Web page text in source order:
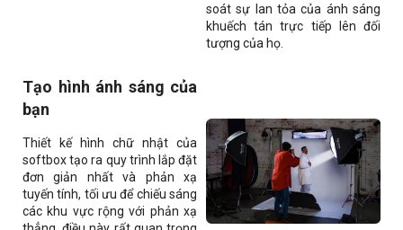
soát sự lan tỏa của ánh sáng
khuếch tán trực tiếp lên đối
tượng của họ.
Tạo hình ánh sáng của
bạn
Thiết kế hình chữ nhật của
softbox tạo ra quy trình lắp đặt
đơn giản nhất và phản xạ
tuyến tính, tối ưu để chiếu sáng
các khu vực rộng với phản xạ